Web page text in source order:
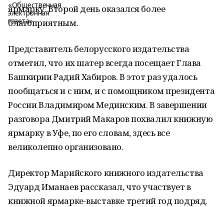
ярмарку. Второй день оказался более
благоприятным.
Представитель белорусского издательства
отметил, что их шатер всегда посещает Глава
Башкирии Радий Хабиров. В этот раз удалось
пообщаться и с ним, и с помощником президента
России Владимиром Мединским. В завершении
разговора Дмитрий Макаров похвалил книжную
ярмарку в Уфе, по его словам, здесь все
великолепно организовано.
Директор Марийского книжного издательства
Эдуард Иманаев рассказал, что участвует в
книжной ярмарке-выставке третий год подряд.